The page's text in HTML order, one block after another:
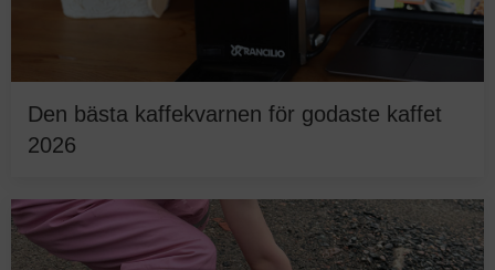
Den bästa kaffekvarnen för godaste kaffet
2026